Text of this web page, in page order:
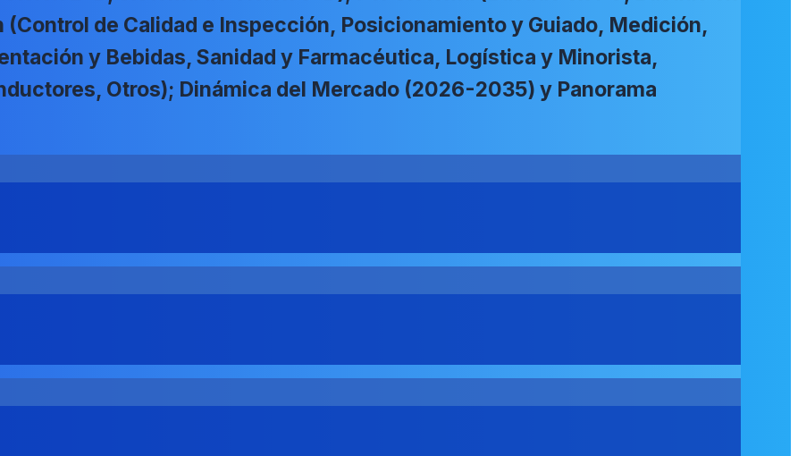
de Calidad e Inspección, Posicionamiento y Guiado, Medición,
y Bebidas, Sanidad y Farmacéutica, Logística y Minorista,
Otros); Dinámica del Mercado (2026-2035) y Panorama